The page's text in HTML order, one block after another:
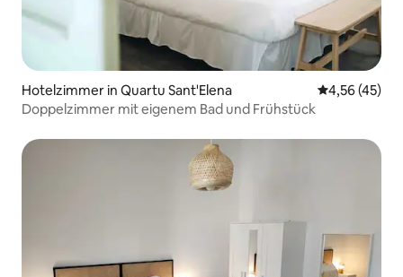
Hotelzimmer in Quartu Sant'Elena
4,56 (45)
Doppelzimmer mit eigenem Bad und Frühstück